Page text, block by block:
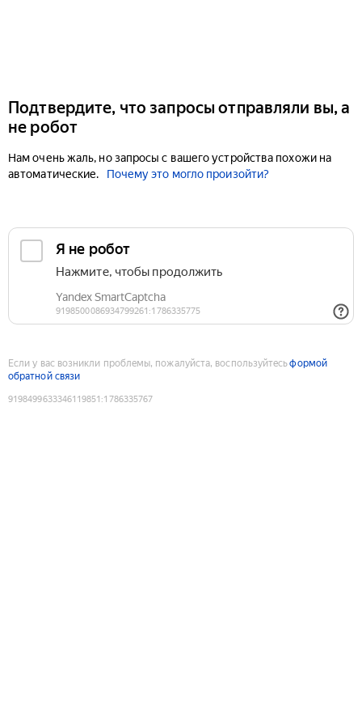
Подтвердите, что запросы отправляли вы, а
не робот
Нам очень жаль, но запросы с вашего устройства похожи на
автоматические.
Почему это могло произойти?
Если у вас возникли проблемы, пожалуйста, воспользуйтесьформой
обратной связи
9198499633346119851 :1786335767